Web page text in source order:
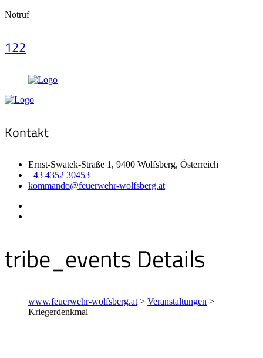
Notruf
122
Kontakt
Ernst-Swatek-Straße 1, 9400 Wolfsberg, Österreich
+43 4352 30453
kommando@feuerwehr-wolfsberg.at
tribe_events Details
www.feuerwehr-wolfsberg.at > Veranstaltungen >
Kriegerdenkmal